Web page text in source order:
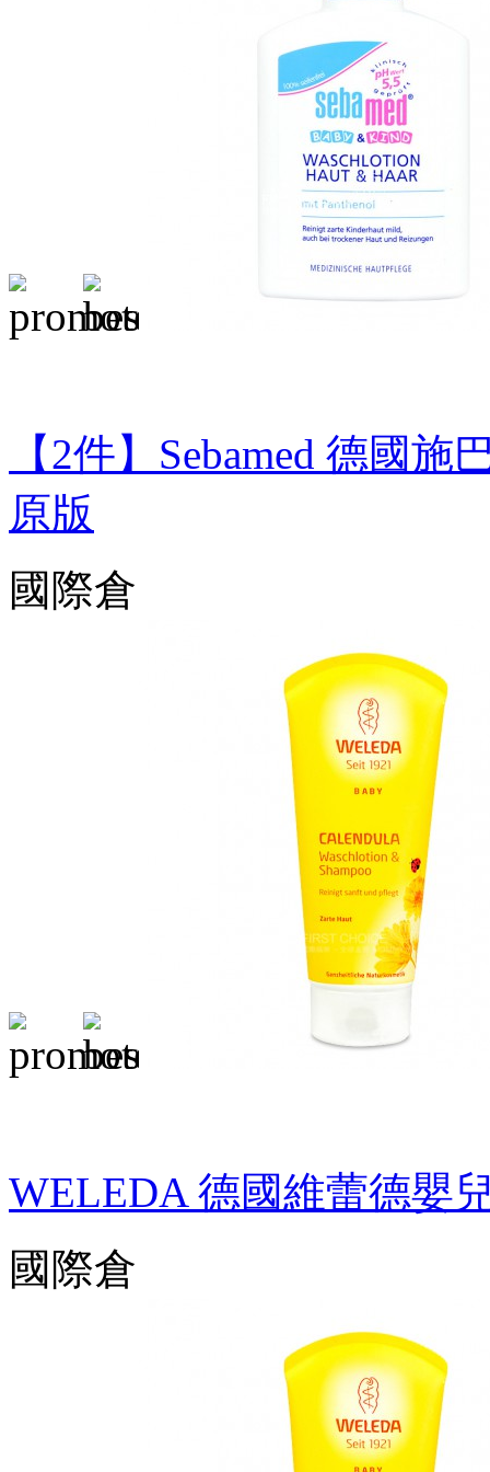
【2件】Sebamed 德國
原版
國際倉
WELEDA 德國維蕾德嬰
國際倉